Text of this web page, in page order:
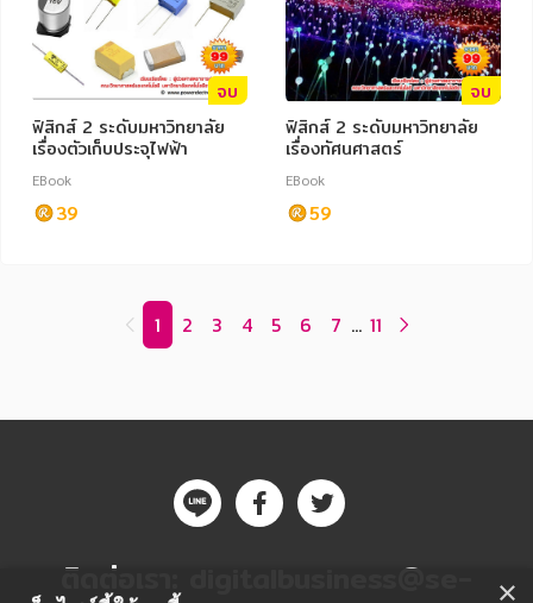
จบ
ฟิสิกส์ 2 ระดับมหาวิทยาลัย
เรื่องตัวเก็บประจุไฟฟ้า
EBook
39
จบ
ฟิสิกส์ 2 ระดับมหาวิทยาลัย
เรื่องทัศนศาสตร์
EBook
59
1 2 3 4 5 6 7 ... 11
ติดต่อเรา: digitalbusiness@se- ×